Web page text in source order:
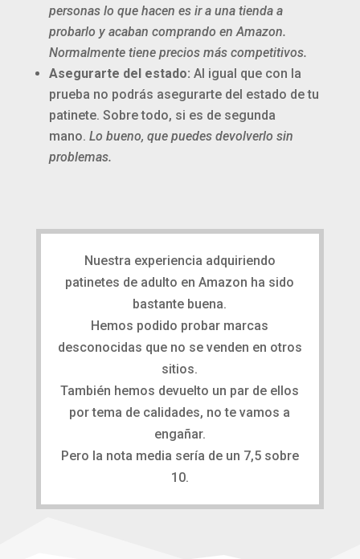
personas lo que hacen es ir a una tienda a
probarlo y acaban comprando en Amazon.
Normalmente tiene precios más competitivos.
Asegurarte del estado: Al igual que con la
prueba no podrás asegurarte del estado de tu
patinete. Sobre todo, si es de segunda
mano. Lo bueno, que puedes devolverlo sin
problemas.
Nuestra experiencia adquiriendo
patinetes de adulto en Amazon ha sido
bastante buena.
Hemos podido probar marcas
desconocidas que no se venden en otros
sitios.
También hemos devuelto un par de ellos
por tema de calidades, no te vamos a
engañar.
Pero la nota media sería de un 7,5 sobre
10.